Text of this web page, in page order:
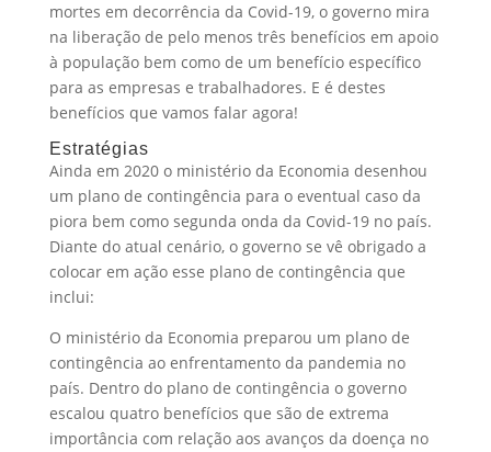
mortes em decorrência da Covid-19, o governo mira
na liberação de pelo menos três benefícios em apoio
à população bem como de um benefício específico
para as empresas e trabalhadores. E é destes
benefícios que vamos falar agora!
Estratégias
Ainda em 2020 o ministério da Economia desenhou
um plano de contingência para o eventual caso da
piora bem como segunda onda da Covid-19 no país.
Diante do atual cenário, o governo se vê obrigado a
colocar em ação esse plano de contingência que
inclui:
O ministério da Economia preparou um plano de
contingência ao enfrentamento da pandemia no
país. Dentro do plano de contingência o governo
escalou quatro benefícios que são de extrema
importância com relação aos avanços da doença no